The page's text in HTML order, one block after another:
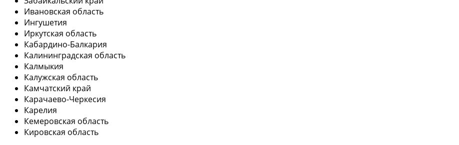
Ивановская область
Ингушетия
Иркутская область
Кабардино-Балкария
Калининградская область
Калмыкия
Калужская область
Камчатский край
Карачаево-Черкесия
Карелия
Кемеровская область
Кировская область